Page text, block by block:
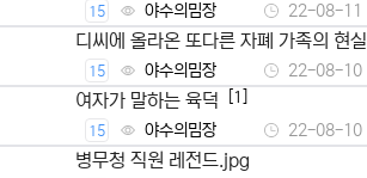
15 야수의밈장 22-08-11
디씨에 올라온 또다른 자폐 가족의 현실
15 야수의밈장 22-08-10
여자가 말하는 육덕 [1]
15 야수의밈장 22-08-10
병무청 직원 레전드.jpg